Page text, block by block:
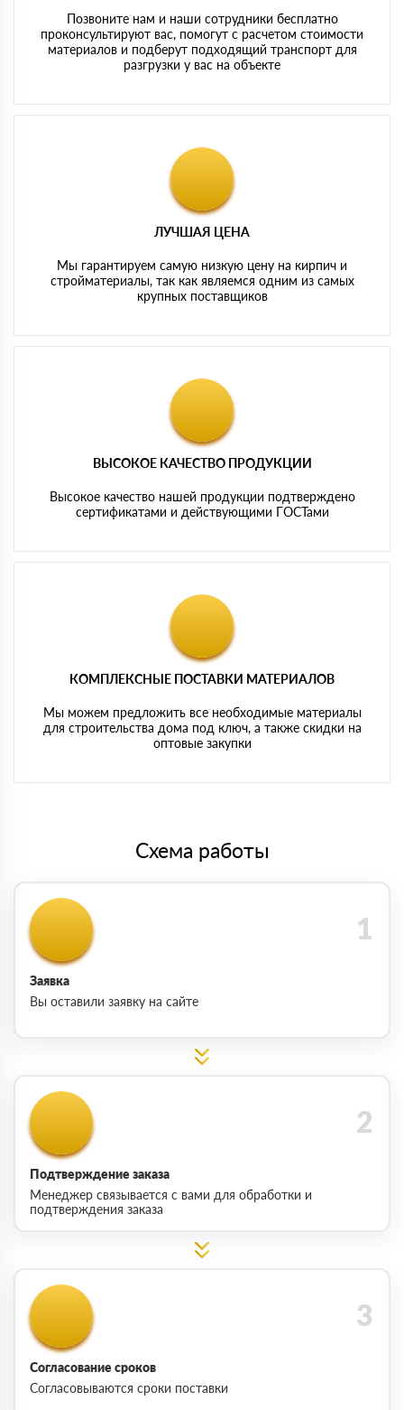
Позвоните нам и наши сотрудники бесплатно
проконсультируют вас, помогут с расчетом стоимости
материалов и подберут подходящий транспорт для
разгрузки у вас на объекте
ЛУЧШАЯ ЦЕНА
Мы гарантируем самую низкую цену на кирпич и
стройматериалы, так как являемся одним из самых
крупных поставщиков
ВЫСОКОЕ КАЧЕСТВО ПРОДУКЦИИ
Высокое качество нашей продукции подтверждено
сертификатами и действующими ГОСТами
КОМПЛЕКСНЫЕ ПОСТАВКИ МАТЕРИАЛОВ
Мы можем предложить все необходимые материалы
для строительства дома под ключ, а также скидки на
оптовые закупки
Схема работы
Заявка
Вы оставили заявку на сайте
Подтверждение заказа
Менеджер связывается с вами для обработки и
подтверждения заказа
Согласование сроков
Согласовываются сроки поставки